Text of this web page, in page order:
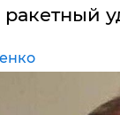
ракетный